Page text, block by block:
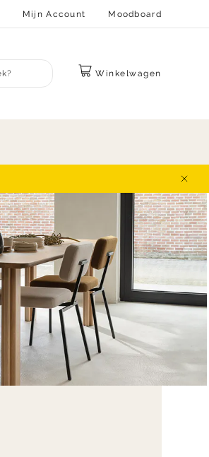
Mijn Account Moodboard
Winkelwagen